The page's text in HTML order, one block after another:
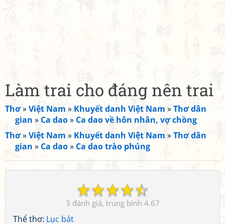
Làm trai cho đáng nên trai
Thơ»Việt Nam » Khuyết danh Việt Nam »Thơ dân
gian » Ca dao» Ca dao về hôn nhân, vợ chồng
Thơ»Việt Nam » Khuyết danh Việt Nam »Thơ dân
gian » Ca dao» Ca dao trào phúng
☆
☆
☆
☆
☆
3 4.67
Thể thơ: Lục bát